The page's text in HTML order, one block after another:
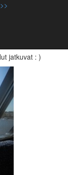
2
jatkuvat : )